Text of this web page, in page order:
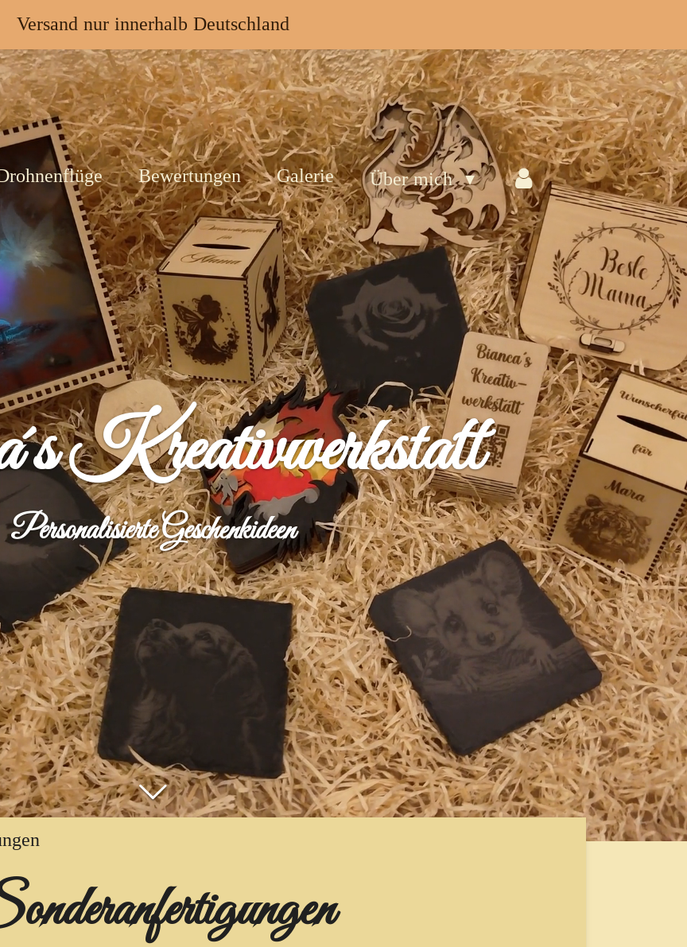
Versand nur innerhalb Deutschland
Bewertungen Galerie Über mich
Kreativwerkstatt
Personalisierte Geschenkideen